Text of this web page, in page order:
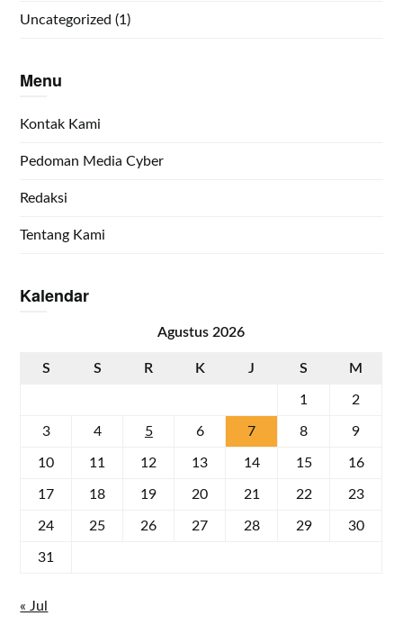
Uncategorized (1)
Menu
Kontak Kami
Pedoman Media Cyber
Redaksi
Tentang Kami
Kalendar
Agustus 2026
S S R K J S M
1 2
3 4 5 6 7 8 9
10 11 12 13 14 15 16
17 18 19 20 21 22 23
24 25 26 27 28 29 30
31
« Jul